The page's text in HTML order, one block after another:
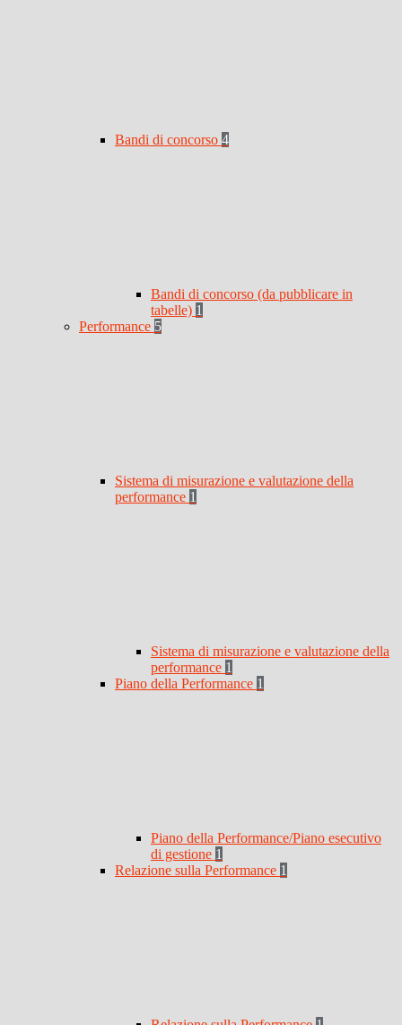
Bandi di concorso 4
Bandi di concorso (da pubblicare in
tabelle) 1
Performance 5
Sistema di misurazione e valutazione della
performance 1
Sistema di misurazione e valutazione della
performance 1
Piano della Performance 1
Piano della Performance/Piano esecutivo
di gestione 1
Relazione sulla Performance 1